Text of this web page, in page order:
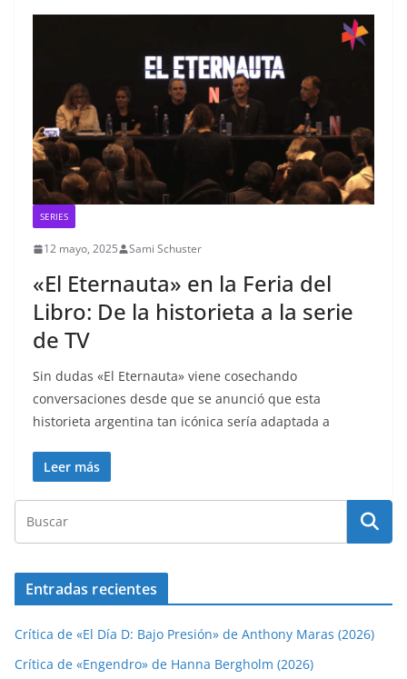
SERIES
12 mayo, 2025 Sami Schuster
«El Eternauta» en la Feria del
Libro: De la historieta a la serie
de TV
Sin dudas «El Eternauta» viene cosechando
conversaciones desde que se anunció que esta
historieta argentina tan icónica sería adaptada a
Leer más
Entradas recientes
Crítica de «El Día D: Bajo Presión» de Anthony Maras (2026)
Crítica de «Engendro» de Hanna Bergholm (2026)